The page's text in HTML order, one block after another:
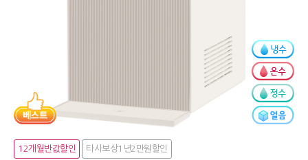
12개월반값할인 타사보상1년2만원할인